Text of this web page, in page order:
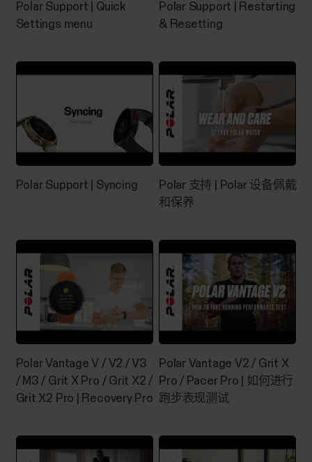
的 Polar 设备处于最新状态。您的移动设备设置已
打开 Bluetooth。（您的 Polar 设备 和移动设备均）
器。 如果心率传感器关闭，请将传感器从胸带上取
下。这会阻止来自传感器的 Bluetooth 信号传输，
因而可能会干扰配对。 Android 用户： 确保在手机
的应用程序设置中为 Polar Flow 应用程序启用定
位。您的 Polar 设备已从电脑上拔下。当您的 Polar
设备连接 USB...
在训练课期间，通过手表控制手机上播放的音乐和
媒体，没有训练时也可以通过时间视图来控制。音
乐控件适用于 iOS 和 Android 手机。要使用音乐控
件，您需要在手机上运行 Polar Flow 应用并将手机
与手表配对。在您通过 Polar Flow 应用将手表与手
机配对后，音乐控件设置将可见。如果您使用
手表已与手机配对。 Vantage V2 音乐控制 您可以
从训练显示屏、表盘控制音乐或两者兼用。在 设置
> 一般设置 > 音乐控件...
Polar Support | Quick
Settings menu
Polar Support | Restarting
& Resetting
Polar Support | Syncing
Polar 支持 | Polar 设备佩戴
和保养
Polar Vantage V / V2 / V3
/ M3 / Grit X Pro / Grit X2 /
Grit X2 Pro | Recovery Pro
Polar Vantage V2 / Grit X
Pro / Pacer Pro | 如何进行
跑步表现测试